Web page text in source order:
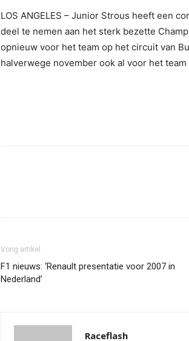
LOS ANGELES – Junior Strous heeft een
deel te nemen aan het sterk bezette
opnieuw voor het team op het circuit van
halverwege november ook al voor het team
Vorig artikel
F1 nieuws: ‘Renault presentatie voor 2007 in
Nederland’
Raceflash